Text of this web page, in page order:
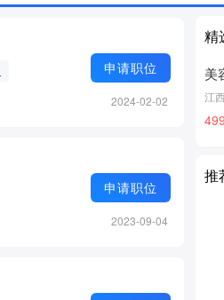
申请职位
2024-02-02
申请职位
2023-09-04
精
美
江
推